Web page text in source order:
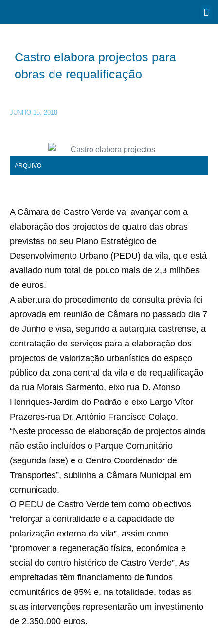
Castro elabora projectos para
obras de requalificação
JUNHO 15, 2018
ARQUIVO
A Câmara de Castro Verde vai avançar com a
elaboração dos projectos de quatro das obras
previstas no seu Plano Estratégico de
Desenvolvimento Urbano (PEDU) da vila, que está
avaliado num total de pouco mais de 2,3 milhões
de euros.
A abertura do procedimento de consulta prévia foi
aprovada em reunião de Câmara no passado dia 7
de Junho e visa, segundo a autarquia castrense, a
contratação de serviços para a elaboração dos
projectos de valorização urbanística do espaço
público da zona central da vila e de requalificação
da rua Morais Sarmento, eixo rua D. Afonso
Henriques-Jardim do Padrão e eixo Largo Vítor
Prazeres-rua Dr. António Francisco Colaço.
“Neste processo de elaboração de projectos ainda
não estão incluídos o Parque Comunitário
(segunda fase) e o Centro Coordenador de
Transportes”, sublinha a Câmara Municipal em
comunicado.
O PEDU de Castro Verde tem como objectivos
“reforçar a centralidade e a capacidade de
polarização externa da vila”, assim como
“promover a regeneração física, económica e
social do centro histórico de Castro Verde”. As
empreitadas têm financiamento de fundos
comunitários de 85% e, na totalidade, todas as
suas intervenções representarão um investimento
de 2.350.000 euros.